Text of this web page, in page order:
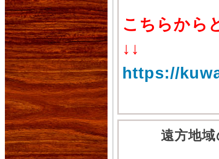
こちらから
↓↓
https://
遠方地